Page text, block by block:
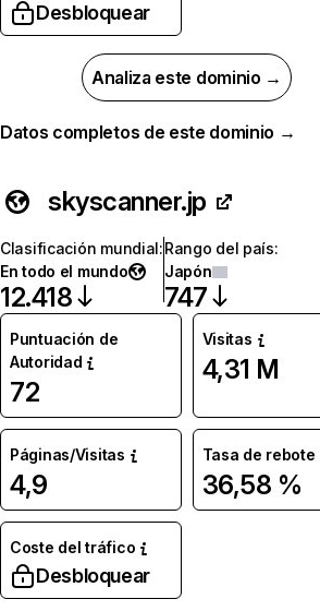
Desbloquear
Analiza este dominio →
Datos completos de este dominio →
skyscanner.jp
Clasificación mundial:
En todo el mundo
12.418
Rango del país:
Japón
747
Puntuación de
Autoridad
72
Visitas
4,31 M
Páginas/Visitas
4,9
Tasa de rebote
36,58 %
Coste del tráfico
Desbloquear